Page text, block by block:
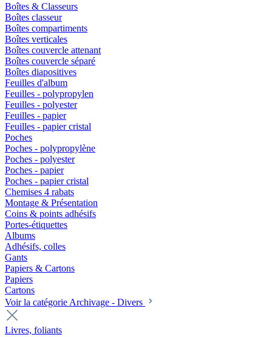
Boîtes & Classeurs
Boîtes classeur
Boîtes compartiments
Boîtes verticales
Boîtes couvercle attenant
Boîtes couvercle séparé
Boîtes diapositives
Feuilles d'album
Feuilles - polypropylen
Feuilles - polyester
Feuilles - papier
Feuilles - papier cristal
Poches
Poches - polypropylène
Poches - polyester
Poches - papier
Poches - papier cristal
Chemises 4 rabats
Montage & Présentation
Coins & points adhésifs
Portes-étiquettes
Albums
Adhésifs, colles
Gants
Papiers & Cartons
Papiers
Cartons
Voir la catégorie Archivage - Divers
Livres, foliants